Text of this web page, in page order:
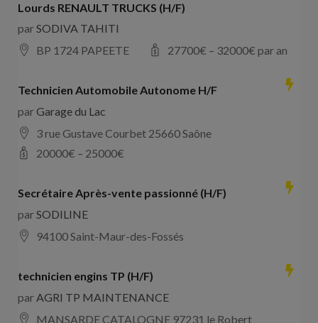
Lourds RENAULT TRUCKS (H/F)
parSODIVA TAHITI
BP 1724 PAPEETE
27700€ – 32000€ par an
Technicien Automobile Autonome H/F
parGarage du Lac
3 rue Gustave Courbet 25660 Saône
20000€ – 25000€
Secrétaire Après-vente passionné (H/F)
parSODILINE
94100 Saint-Maur-des-Fossés
technicien engins TP (H/F)
parAGRI TP MAINTENANCE
MANSARDE CATALOGNE 97231 le Robert